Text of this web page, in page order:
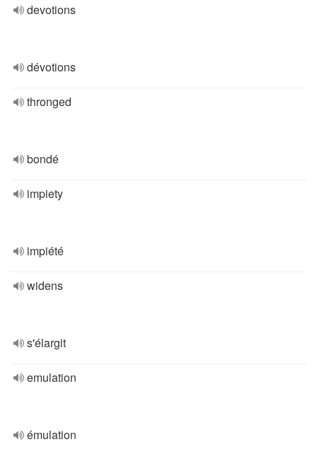
devotions
dévotions
thronged
bondé
impiety
impiété
widens
s'élargit
emulation
émulation